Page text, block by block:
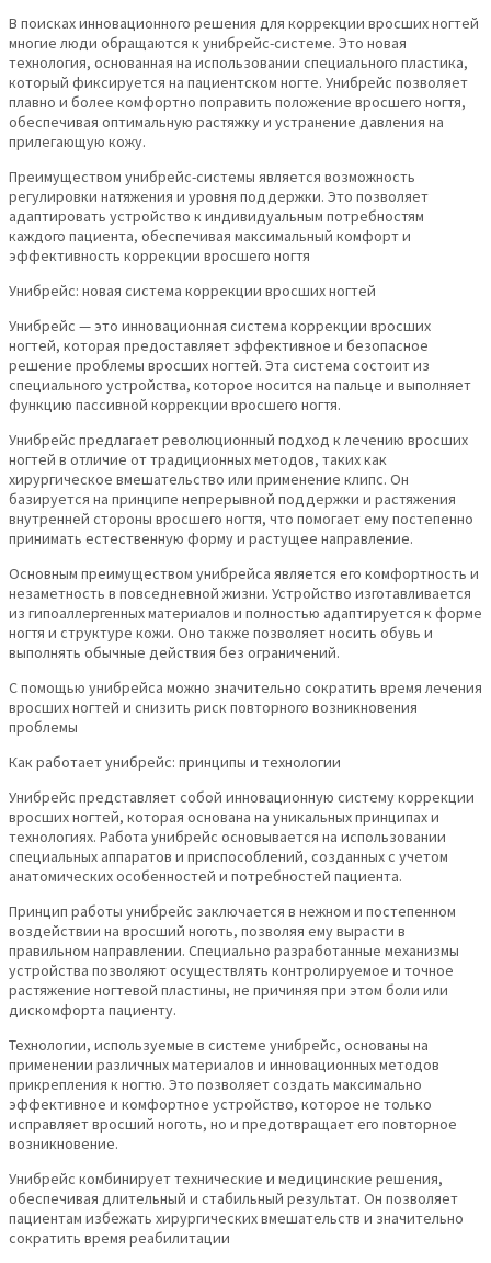
В поисках инновационного решения для коррекции вросших ногтей
многие люди обращаются к унибрейс-системе. Это новая
технология, основанная на использовании специального пластика,
который фиксируется на пациентском ногте. Унибрейс позволяет
плавно и более комфортно поправить положение вросшего ногтя,
обеспечивая оптимальную растяжку и устранение давления на
прилегающую кожу.
Преимуществом унибрейс-системы является возможность
регулировки натяжения и уровня поддержки. Это позволяет
адаптировать устройство к индивидуальным потребностям
каждого пациента, обеспечивая максимальный комфорт и
эффективность коррекции вросшего ногтя
Унибрейс: новая система коррекции вросших ногтей
Унибрейс — это инновационная система коррекции вросших
ногтей, которая предоставляет эффективное и безопасное
решение проблемы вросших ногтей. Эта система состоит из
специального устройства, которое носится на пальце и выполняет
функцию пассивной коррекции вросшего ногтя.
Унибрейс предлагает революционный подход к лечению вросших
ногтей в отличие от традиционных методов, таких как
хирургическое вмешательство или применение клипс. Он
базируется на принципе непрерывной поддержки и растяжения
внутренней стороны вросшего ногтя, что помогает ему постепенно
принимать естественную форму и растущее направление.
Основным преимуществом унибрейса является его комфортность и
незаметность в повседневной жизни. Устройство изготавливается
из гипоаллергенных материалов и полностью адаптируется к форме
ногтя и структуре кожи. Оно также позволяет носить обувь и
выполнять обычные действия без ограничений.
С помощью унибрейса можно значительно сократить время лечения
вросших ногтей и снизить риск повторного возникновения
проблемы
Как работает унибрейс: принципы и технологии
Унибрейс представляет собой инновационную систему коррекции
вросших ногтей, которая основана на уникальных принципах и
технологиях. Работа унибрейс основывается на использовании
специальных аппаратов и приспособлений, созданных с учетом
анатомических особенностей и потребностей пациента.
Принцип работы унибрейс заключается в нежном и постепенном
воздействии на вросший ноготь, позволяя ему вырасти в
правильном направлении. Специально разработанные механизмы
устройства позволяют осуществлять контролируемое и точное
растяжение ногтевой пластины, не причиняя при этом боли или
дискомфорта пациенту.
Технологии, используемые в системе унибрейс, основаны на
применении различных материалов и инновационных методов
прикрепления к ногтю. Это позволяет создать максимально
эффективное и комфортное устройство, которое не только
исправляет вросший ноготь, но и предотвращает его повторное
возникновение.
Унибрейс комбинирует технические и медицинские решения,
обеспечивая длительный и стабильный результат. Он позволяет
пациентам избежать хирургических вмешательств и значительно
сократить время реабилитации